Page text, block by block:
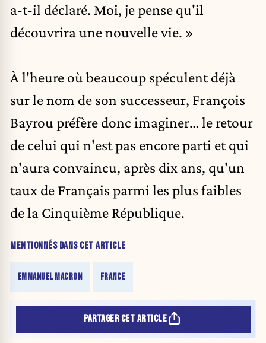
a-t-il déclaré. Moi, je pense qu'il
découvrira une nouvelle vie. »
À l'heure où beaucoup spéculent déjà
sur le nom de son successeur, François
Bayrou préfère donc imaginer… le retour
de celui qui n'est pas encore parti et qui
n'aura convaincu, après dix ans, qu'un
taux de Français parmi les plus faibles
de la Cinquième République.
MENTIONNÉS DANS CET ARTICLE
EMMANUEL MACRON FRANCE
PARTAGER CET ARTICLE